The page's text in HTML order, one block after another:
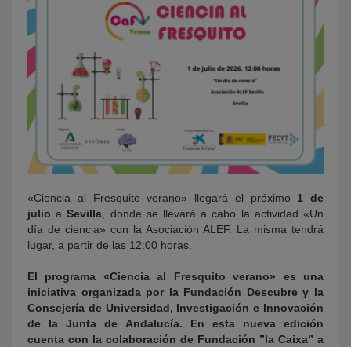
«Ciencia al Fresquito verano» llegará el próximo 1 de
julio aSevilla , donde se llevará a cabo la actividad «Un
día de ciencia» con la Asociación ALEF. La misma tendrá
lugar, a partir de las 12:00 horas.
El programa «Ciencia al Fresquito verano» es una
iniciativa organizada por la Fundación Descubre y la
Consejería de Universidad, Investigación e Innovación
de la Junta de Andalucía. En esta nueva edición
cuenta con la colaboración de Fundación ”la Caixa” a